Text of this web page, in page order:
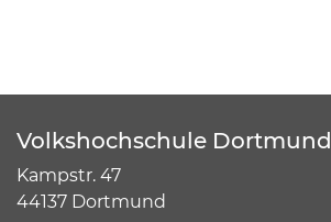
Volkshochschule Dortmund
Kampstr. 47
44137 Dortmund